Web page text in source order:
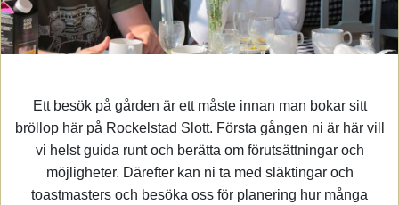
Ett besök på gården är ett måste innan man bokar sitt
bröllop här på Rockelstad Slott. Första gången ni är här vill
vi helst guida runt och berätta om förutsättningar och
möjligheter. Därefter kan ni ta med släktingar och
toastmasters och besöka oss för planering hur många